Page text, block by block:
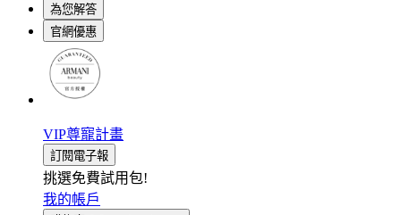
為您解答
官網優惠
VIP尊寵計畫
訂閱電子報
挑選免費試用包!
我的帳戶